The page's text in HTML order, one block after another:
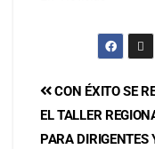
CON ÉXITO SE
EL TALLER
PARA DIRIGENTES